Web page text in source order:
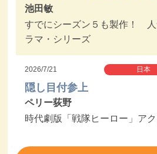
池田敏
すでにシーズン５も製作！ 人
ラマ・シリーズ
2026/7/21 日本
隠し目付参上
ペリー荻野
時代劇版「戦隊ヒーロー」ア